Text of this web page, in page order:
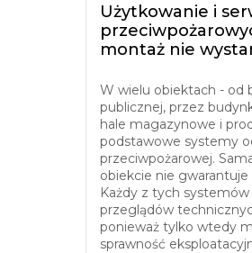
Użytkowanie i
montaż nie
W wielu obiektach - od
publicznej, przez
hale magazynowe i
podstawowe systemy
przeciwpożarowej.
obiekcie nie
Każdy z tych
przeglądów
ponieważ tylko wtedy
sprawność